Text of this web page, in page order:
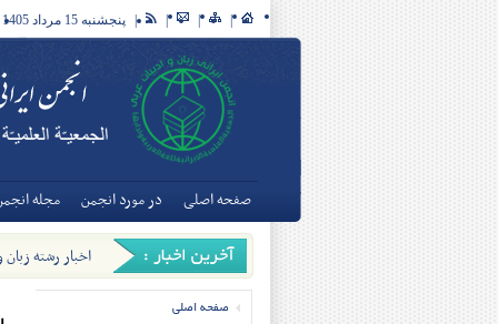
پنجشنبه 15 مرداد 1405
صفحه اصلی در مورد انجمن مجله
اخبار رشته
تخصصی زبان و
صفحه اصلی